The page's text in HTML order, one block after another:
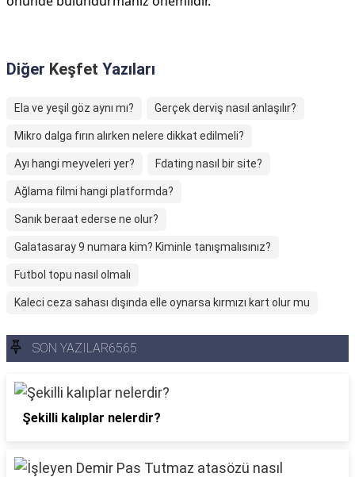
Diğer Keşfet Yazıları
Ela ve yeşil göz aynı mı? Gerçek derviş nasıl anlaşılır?
Mikro dalga fırın alırken nelere dikkat edilmeli?
Ayı hangi meyveleri yer? Fdating nasıl bir site?
Ağlama filmi hangi platformda?
Sanık beraat ederse ne olur?
Galatasaray 9 numara kim? Kiminle tanışmalısınız?
Futbol topu nasıl olmalı
Kaleci ceza sahası dışında elle oynarsa kırmızı kart olur mu
SON YAZILAR6565
Şekilli kalıplar nelerdir?